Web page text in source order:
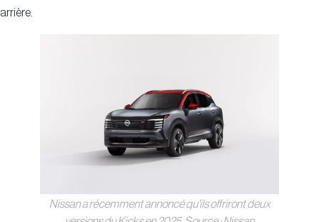
arrière.
Nissan a récemment annoncé qu'ils offriront deux
versions du Kicks en 2025. Source : Nissan